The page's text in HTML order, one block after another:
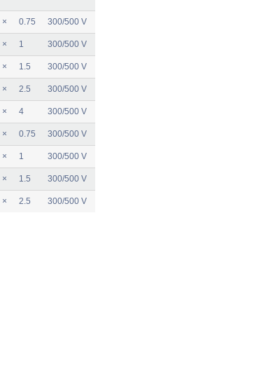
× 0.75 300/500 V
× 1 300/500 V
× 1.5 300/500 V
× 2.5 300/500 V
× 4 300/500 V
× 0.75 300/500 V
× 1 300/500 V
× 1.5 300/500 V
× 2.5 300/500 V